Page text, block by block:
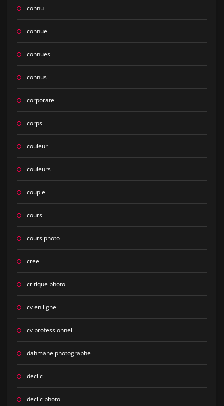
connu
connue
connues
connus
corporate
corps
couleur
couleurs
couple
cours
cours photo
cree
critique photo
cv en ligne
cv professionnel
dahmane photographe
declic
declic photo